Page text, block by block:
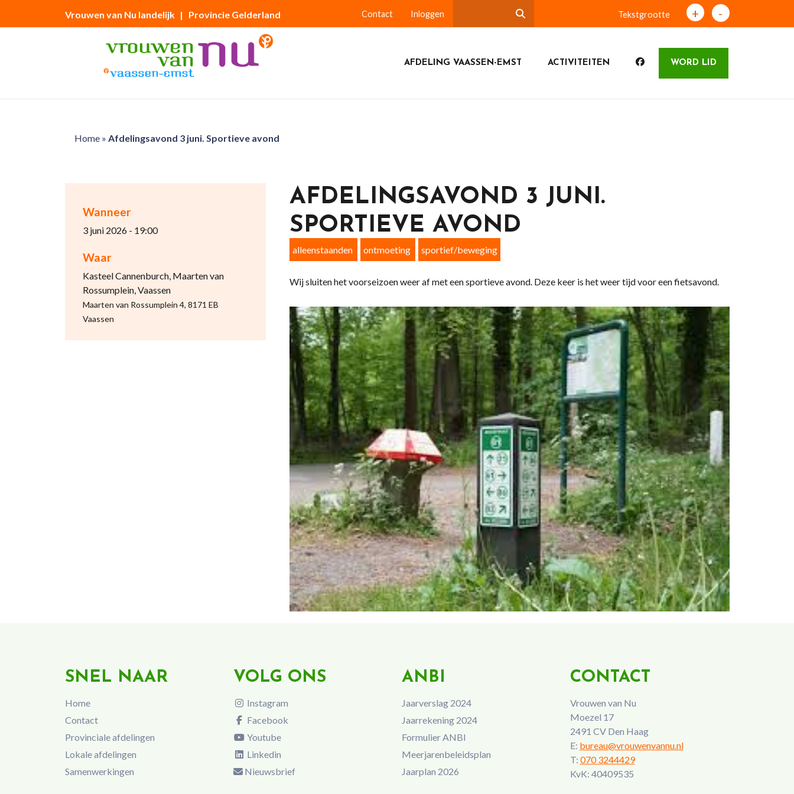
Vrouwen van Nu landelijk | Provincie Gelderland Contact Inloggen Tekstgrootte + -
AFDELING VAASSEN-EMST ACTIVITEITEN WORD LID
Home» Afdelingsavond 3 juni. Sportieve avond
Wanneer
3 juni 2026 - 19:00
Waar
Kasteel Cannenburch, Maarten van
Rossumplein, Vaassen
Maarten van Rossumplein 4, 8171 EB
Vaassen
AFDELINGSAVOND 3 JUNI.
SPORTIEVE AVOND
alleenstaanden ontmoeting sportief/beweging
Wij sluiten het voorseizoen weer af met een sportieve avond. Deze keer is het weer tijd voor een fietsavond.
SNEL NAAR
Home
Contact
Provinciale afdelingen
Lokale afdelingen
Samenwerkingen
VOLG ONS
Instagram
Facebook
Youtube
Linkedin
Nieuwsbrief
ANBI
Jaarverslag 2024
Jaarrekening 2024
Formulier ANBI
Meerjarenbeleidsplan
Jaarplan 2026
CONTACT
Vrouwen van Nu
Moezel 17
2491 CV Den Haag
E: bureau@vrouwenvannu.nl
T: 070 3244429
KvK: 40409535